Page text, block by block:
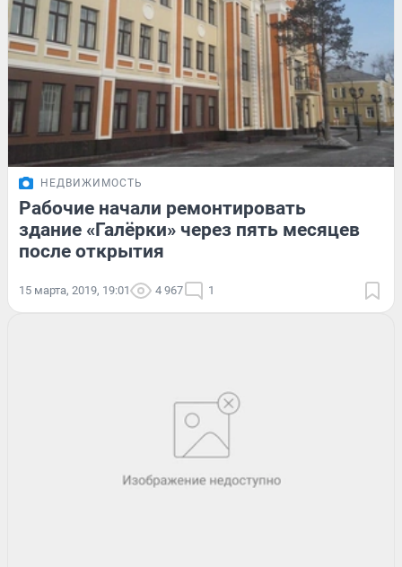
НЕДВИЖИМОСТЬ
Рабочие начали ремонтировать
здание «Галёрки» через пять месяцев
после открытия
15 марта, 2019, 19:01 4 967 1